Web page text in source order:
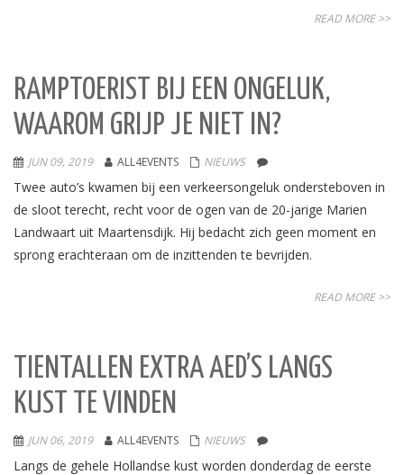
READ MORE >>
RAMPTOERIST BIJ EEN ONGELUK,
WAAROM GRIJP JE NIET IN?
JUN 09, 2019 ALL4EVENTS NIEUWS
Twee auto’s kwamen bij een verkeersongeluk ondersteboven in
de sloot terecht, recht voor de ogen van de 20-jarige Marien
Landwaart uit Maartensdijk. Hij bedacht zich geen moment en
sprong erachteraan om de inzittenden te bevrijden.
READ MORE >>
TIENTALLEN EXTRA AED’S LANGS
KUST TE VINDEN
JUN 06, 2019 ALL4EVENTS NIEUWS
Langs de gehele Hollandse kust worden donderdag de eerste